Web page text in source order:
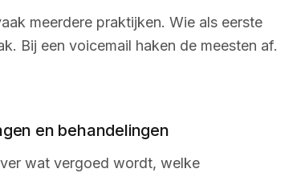
meerdere praktijken. Wie als eerste
Bij een voicemail haken de meesten af.
en behandelingen
wat vergoed wordt, welke